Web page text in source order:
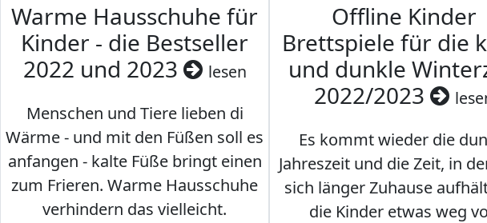
Warme Hausschuhe für
Kinder - die Bestseller
2022 und 2023
lesen
Menschen und Tiere lieben di
Wärme - und mit den Füßen soll es
anfangen - kalte Füße bringt einen
zum Frieren. Warme Hausschuhe
verhindern das vielleicht.
Offline Kinder
Brettspiele für die
und dunkle
2022/2023
Es kommt wieder die
Jahreszeit und die Zeit, in
sich länger Zuhause
die Kinder etwas weg